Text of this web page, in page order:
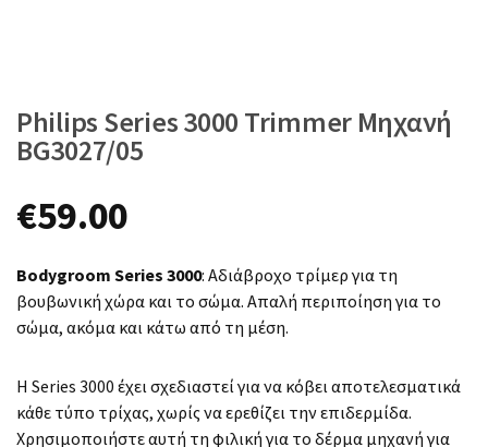
Philips Series 3000 Trimmer Μηχανή
BG3027/05
€59.00
Bodygroom Series 3000: Αδιάβροχο τρίμερ για τη
βουβωνική χώρα και το σώμα. Απαλή περιποίηση για το
σώμα, ακόμα και κάτω από τη μέση.
Η Series 3000 έχει σχεδιαστεί για να κόβει αποτελεσματικά
κάθε τύπο τρίχας, χωρίς να ερεθίζει την επιδερμίδα.
Χρησιμοποιήστε αυτή τη φιλική για το δέρμα μηχανή για